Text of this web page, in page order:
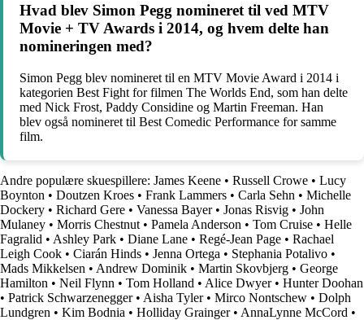
Hvad blev Simon Pegg nomineret til ved MTV
Movie + TV Awards i 2014, og hvem delte han
nomineringen med?
Simon Pegg blev nomineret til en MTV Movie Award i 2014 i
kategorien Best Fight for filmen The Worlds End, som han delte
med Nick Frost, Paddy Considine og Martin Freeman. Han
blev også nomineret til Best Comedic Performance for samme
film.
Andre populære skuespillere: James Keene • Russell Crowe • Lucy
Boynton • Doutzen Kroes • Frank Lammers • Carla Sehn • Michelle
Dockery • Richard Gere • Vanessa Bayer• Jonas Risvig • John
Mulaney • Morris Chestnut • Pamela Anderson • Tom Cruise • Helle
Fagralid • Ashley Park • Diane Lane • Regé-Jean Page • Rachael
Leigh Cook • Ciarán Hinds • Jenna Ortega • Stephania Potalivo •
Mads Mikkelsen • Andrew Dominik • Martin Skovbjerg • George
Hamilton • Neil Flynn • Tom Holland • Alice Dwyer• Hunter Doohan
• Patrick Schwarzenegger• Aisha Tyler• Mirco Nontschew • Dolph
Lundgren • Kim Bodnia • Holliday Grainger• AnnaLynne McCord •